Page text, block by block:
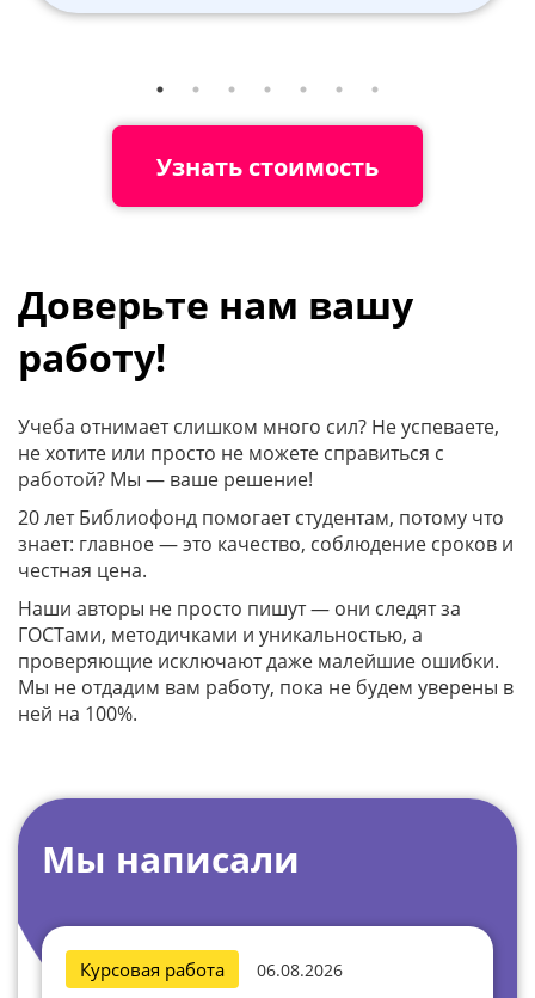
Узнать стоимость
Доверьте нам вашу
работу!
Учеба отнимает слишком много сил? Не успеваете,
не хотите или просто не можете справиться с
работой? Мы — ваше решение!
20 лет Библиофонд помогает студентам, потому что
знает: главное — это качество, соблюдение сроков и
честная цена.
Наши авторы не просто пишут — они следят за
ГОСТами, методичками и уникальностью, а
проверяющие исключают даже малейшие ошибки.
Мы не отдадим вам работу, пока не будем уверены в
ней на 100%.
Мы написали
Курсовая работа 06.08.2026